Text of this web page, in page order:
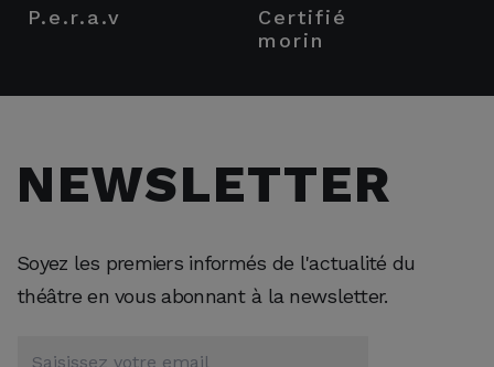
p.e.r.a.v
certifié
morin
NEWSLETTER
Soyez les premiers informés de l'actualité du
théâtre en vous abonnant à la newsletter.